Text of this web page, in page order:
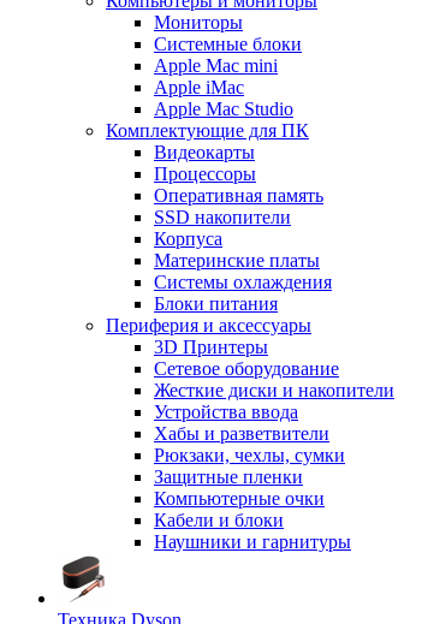
Мониторы
Системные блоки
Apple Mac mini
Apple iMac
Apple Mac Studio
Комплектующие для ПК
Видеокарты
Процессоры
Оперативная память
SSD накопители
Корпуса
Материнские платы
Системы охлаждения
Блоки питания
Периферия и аксессуары
3D Принтеры
Сетевое оборудование
Жесткие диски и накопители
Устройства ввода
Хабы и разветвители
Рюкзаки, чехлы, сумки
Защитные пленки
Компьютерные очки
Кабели и блоки
Наушники и гарнитуры
Техника Dyson